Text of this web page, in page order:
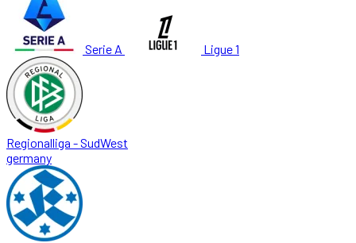
Serie A Ligue 1
Regionalliga - SudWest
germany